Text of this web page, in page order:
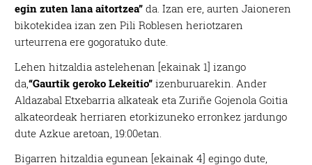
egin zuten lana aitortzea” da. Izan ere, aurten Jaioneren
bikotekidea izan zen Pili Roblesen heriotzaren
urteurrena ere gogoratuko dute.
Lehen hitzaldia astelehenan [ekainak 1] izango
da,“Gaurtik geroko Lekeitio”izenburuarekin. Ander
Aldazabal Etxebarria alkateak eta Zuriñe Gojenola Goitia
alkateordeak herriaren etorkizuneko erronkez jardungo
dute Azkue aretoan, 19:00etan.
Bigarren hitzaldia egunean [ekainak 4] egingo dute,